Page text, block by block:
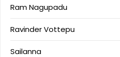
Ram Nagupadu
Ravinder Vottepu
Sailanna